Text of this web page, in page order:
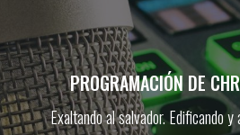
PROGRAMACIÓN DE
Exaltando al salvador. Edificando y